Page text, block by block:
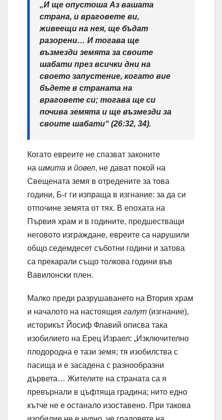
„И ще опустоша Аз вашата
страна, и враговете ви,
живеещи на нея, ще бъдат
разорени… И тогава ще
възмезди земята за своите
шабати през всички дни на
своето запустение, когато вие
бъдете в страната на
враговете си; тогава ще си
почива земята и ще възмезди за
своите шабати“ (26:32, 34).
Когато евреите не спазват законите
на шмита и йовел, не дават покой на
Свещената земя в отредените за това
години, Б-г ги изпраща в изгнание: за да си
отпочине земята от тях. В епохата на
Първия храм и в годините, предшестващи
неговото изграждане, евреите са нарушили
общо седемдесет съботни години и затова
са прекарали също толкова години във
Вавилонски плен.
Малко преди разрушаването на Втория храм
и началото на настоящия галут (изгнание),
историкът Йосиф Флавий описва така
изобилието на Ерец Израел: „Изключително
плодородна е тази земя; тя изобилства с
пасища и е засадена с разнообразни
дървета… Жителите на страната са я
превърнали в цъфтяща градина; нито едно
кътче не е останало изоставено. При такова